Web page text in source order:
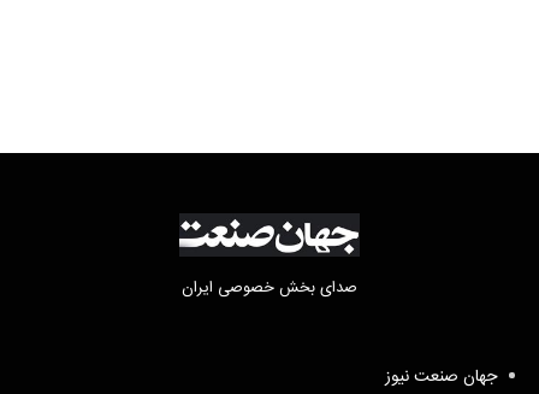
صدای بخش خصوصی ایران
جهان صنعت نیوز